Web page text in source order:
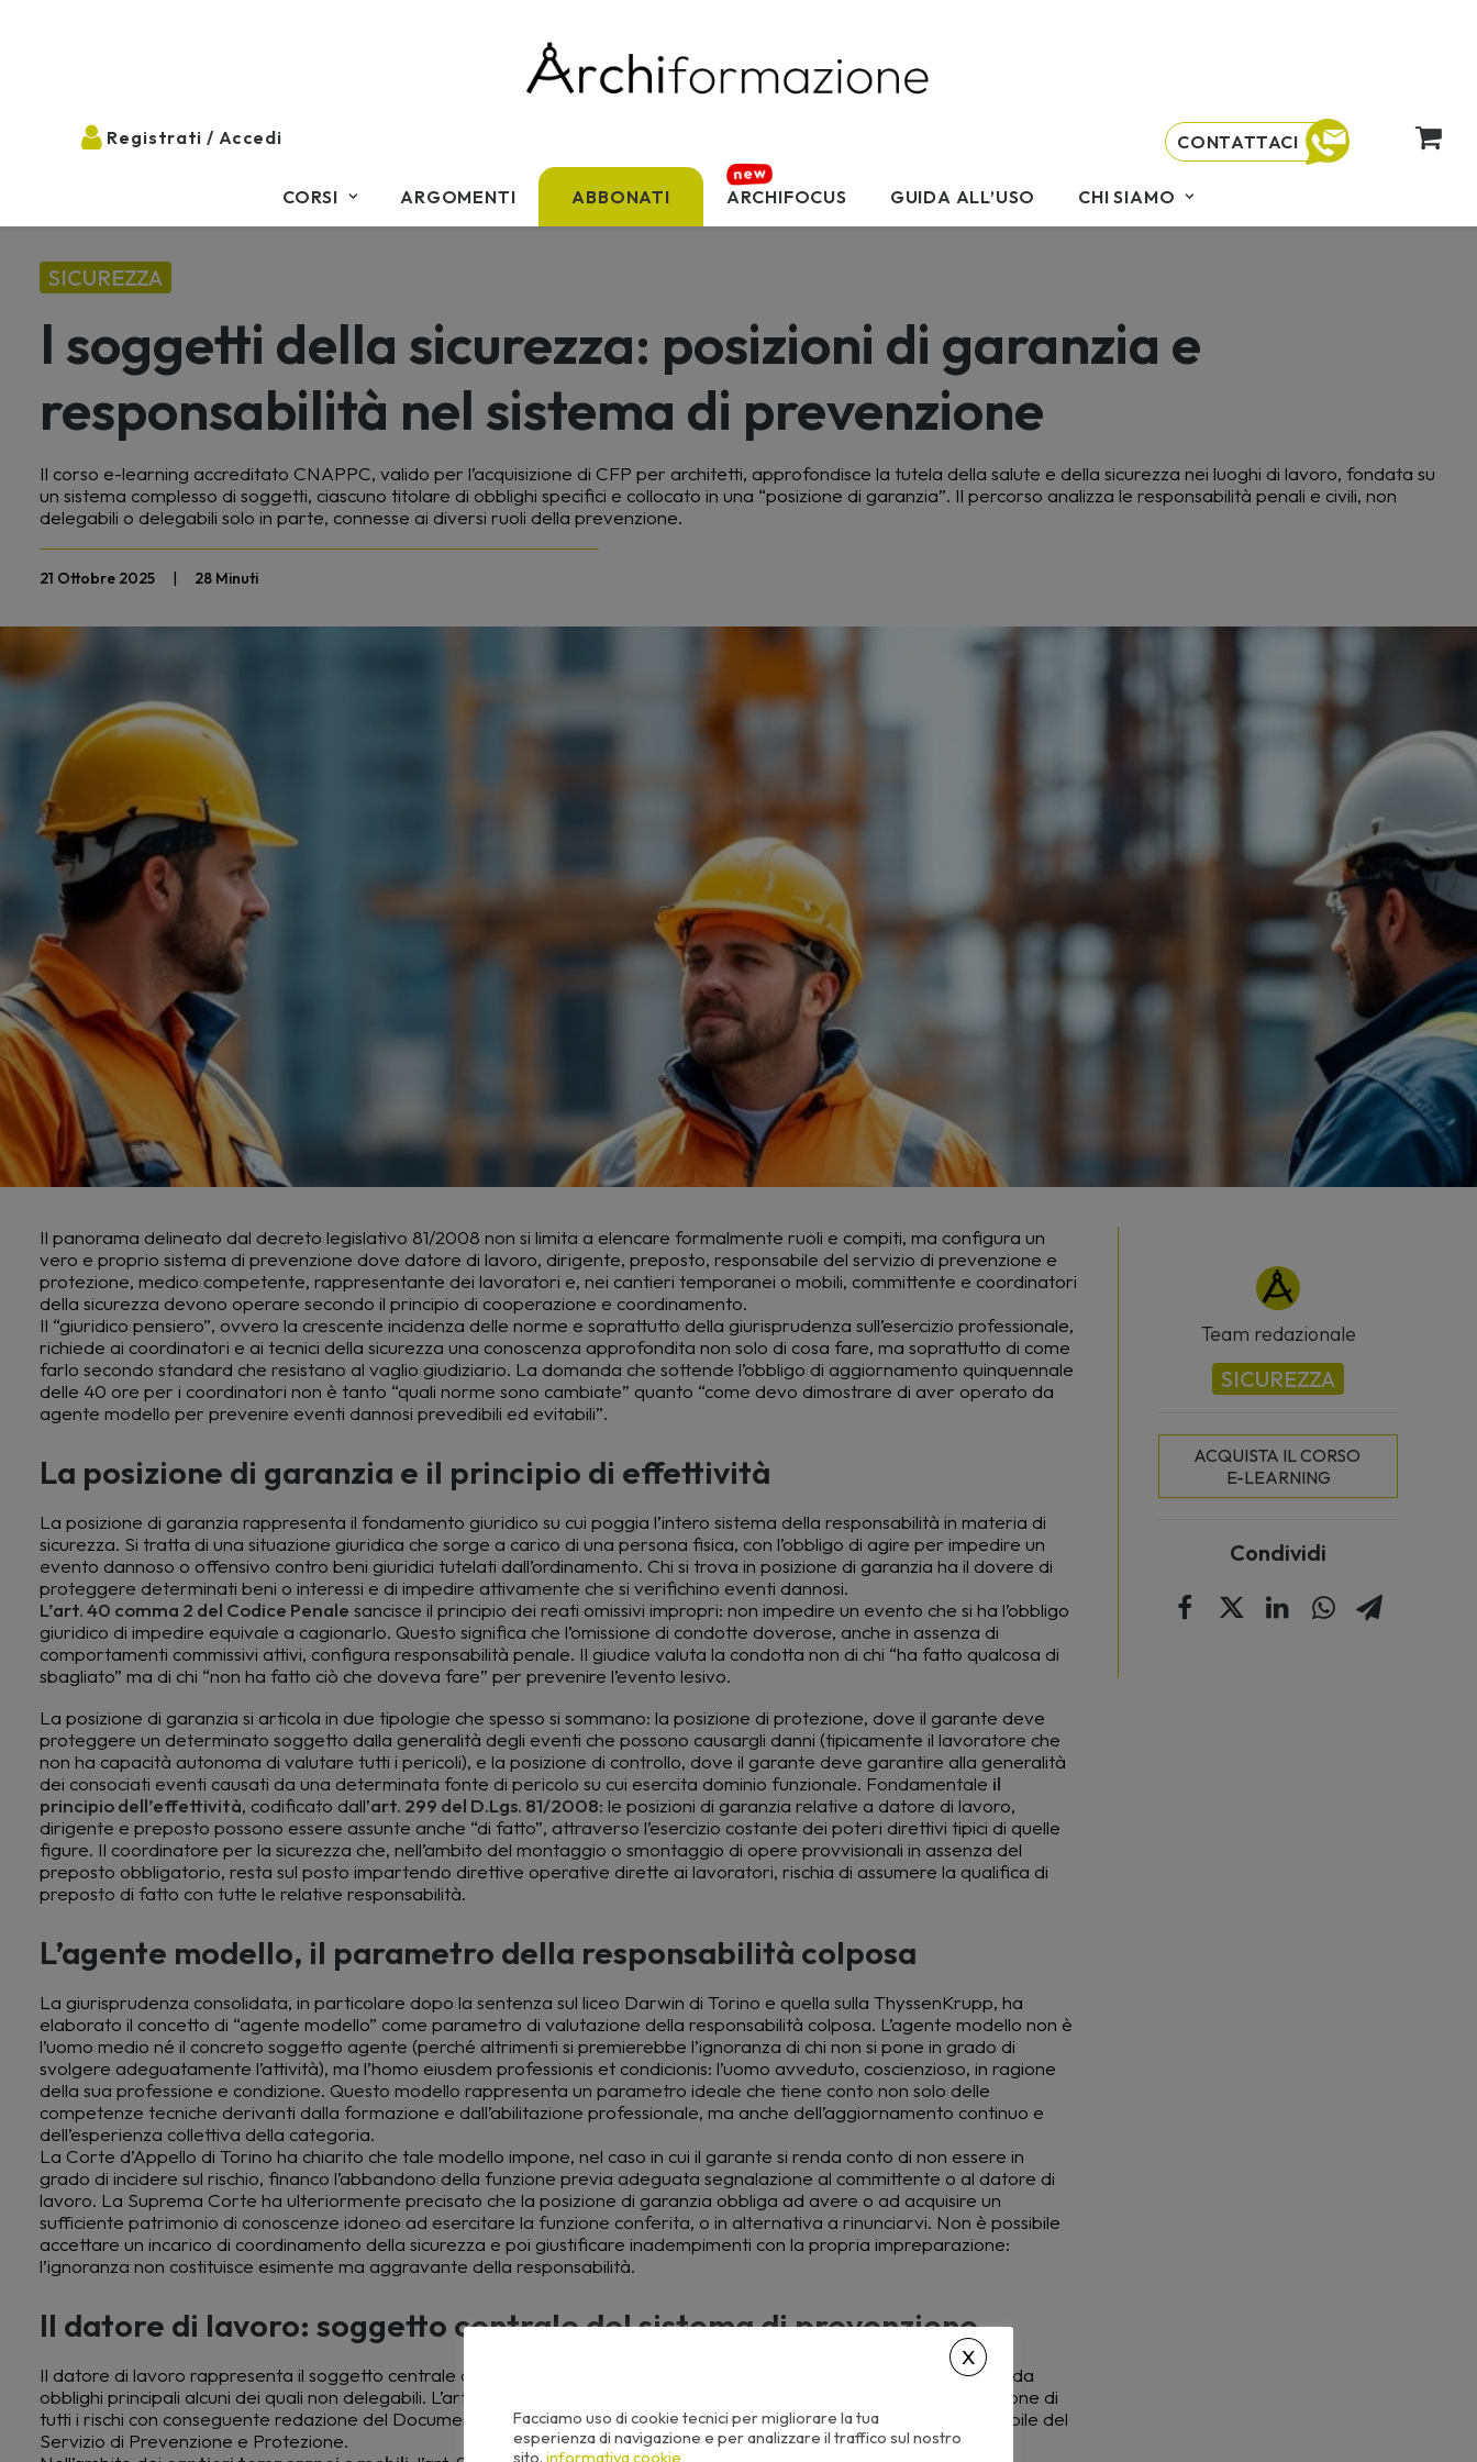
CORSI ARGOMENTI ABBONATI ARCHIFOCUS GUIDA ALL’USO CHI SIAMO
CONTATTACI
SICUREZZA
I soggetti della sicurezza: posizioni di garanzia e
responsabilità nel sistema di prevenzione
Il corso e-learning accreditato CNAPPC, valido per l’acquisizione di CFP per architetti, approfondisce la tutela della salute e della sicurezza nei luoghi di lavoro, fondata su
un sistema complesso di soggetti, ciascuno titolare di obblighi specifici e collocato in una “posizione di garanzia”. Il percorso analizza le responsabilità penali e civili, non
delegabili o delegabili solo in parte, connesse ai diversi ruoli della prevenzione.
21 Ottobre 2025 | 28 Minuti
Il panorama delineato dal decreto legislativo 81/2008 non si limita a elencare formalmente ruoli e compiti, ma configura un
vero e proprio sistema di prevenzione dove datore di lavoro, dirigente, preposto, responsabile del servizio di prevenzione e
protezione, medico competente, rappresentante dei lavoratori e, nei cantieri temporanei o mobili, committente e coordinatori
della sicurezza devono operare secondo il principio di cooperazione e coordinamento.
Il “giuridico pensiero”, ovvero la crescente incidenza delle norme e soprattutto della giurisprudenza sull’esercizio professionale,
richiede ai coordinatori e ai tecnici della sicurezza una conoscenza approfondita non solo di cosa fare, ma soprattutto di come
farlo secondo standard che resistano al vaglio giudiziario. La domanda che sottende l’obbligo di aggiornamento quinquennale
delle 40 ore per i coordinatori non è tanto “quali norme sono cambiate” quanto “come devo dimostrare di aver operato da
agente modello per prevenire eventi dannosi prevedibili ed evitabili”.
La posizione di garanzia e il principio di effettività
La posizione di garanzia rappresenta il fondamento giuridico su cui poggia l’intero sistema della responsabilità in materia di
sicurezza. Si tratta di una situazione giuridica che sorge a carico di una persona fisica, con l’obbligo di agire per impedire un
evento dannoso o offensivo contro beni giuridici tutelati dall’ordinamento. Chi si trova in posizione di garanzia ha il dovere di
proteggere determinati beni o interessi e di impedire attivamente che si verifichino eventi dannosi.
L’art. 40 comma 2 del Codice Penale sancisce il principio dei reati omissivi impropri: non impedire un evento che si ha l’obbligo
giuridico di impedire equivale a cagionarlo. Questo significa che l’omissione di condotte doverose, anche in assenza di
comportamenti commissivi attivi, configura responsabilità penale. Il giudice valuta la condotta non di chi “ha fatto qualcosa di
sbagliato” ma di chi “non ha fatto ciò che doveva fare” per prevenire l’evento lesivo.
La posizione di garanzia si articola in due tipologie che spesso si sommano: la posizione di protezione, dove il garante deve
proteggere un determinato soggetto dalla generalità degli eventi che possono causargli danni (tipicamente il lavoratore che
non ha capacità autonoma di valutare tutti i pericoli), e la posizione di controllo, dove il garante deve garantire alla generalità
dei consociati eventi causati da una determinata fonte di pericolo su cui esercita dominio funzionale. Fondamentale il
principio dell’effettività, codificato dall’art. 299 del D.Lgs. 81/2008: le posizioni di garanzia relative a datore di lavoro,
dirigente e preposto possono essere assunte anche “di fatto”, attraverso l’esercizio costante dei poteri direttivi tipici di quelle
figure. Il coordinatore per la sicurezza che, nell’ambito del montaggio o smontaggio di opere provvisionali in assenza del
preposto obbligatorio, resta sul posto impartendo direttive operative dirette ai lavoratori, rischia di assumere la qualifica di
preposto di fatto con tutte le relative responsabilità.
L’agente modello, il parametro della responsabilità colposa
La giurisprudenza consolidata, in particolare dopo la sentenza sul liceo Darwin di Torino e quella sulla ThyssenKrupp, ha
elaborato il concetto di “agente modello” come parametro di valutazione della responsabilità colposa. L’agente modello non è
l’uomo medio né il concreto soggetto agente (perché altrimenti si premierebbe l’ignoranza di chi non si pone in grado di
svolgere adeguatamente l’attività), ma l’homo eiusdem professionis et condicionis: l’uomo avveduto, coscienzioso, in ragione
della sua professione e condizione. Questo modello rappresenta un parametro ideale che tiene conto non solo delle
competenze tecniche derivanti dalla formazione e dall’abilitazione professionale, ma anche dell’aggiornamento continuo e
dell’esperienza collettiva della categoria.
La Corte d’Appello di Torino ha chiarito che tale modello impone, nel caso in cui il garante si renda conto di non essere in
grado di incidere sul rischio, financo l’abbandono della funzione previa adeguata segnalazione al committente o al datore di
lavoro. La Suprema Corte ha ulteriormente precisato che la posizione di garanzia obbliga ad avere o ad acquisire un
sufficiente patrimonio di conoscenze idoneo ad esercitare la funzione conferita, o in alternativa a rinunciarvi. Non è possibile
accettare un incarico di coordinamento della sicurezza e poi giustificare inadempimenti con la propria impreparazione:
l’ignoranza non costituisce esimente ma aggravante della responsabilità.
Il datore di lavoro: soggetto centrale del sistema di prevenzione
Il datore di lavoro rappresenta il soggetto centrale del sistema prevenzionistico delineato dal D.Lgs. 81/2008, gravato da
obblighi principali alcuni dei quali non delegabili. L’art. 17 individua due obblighi assolutamente non delegabili: la valutazione di
tutti i rischi con conseguente redazione del Documento di Valutazione dei Rischi (DVR), e la designazione del Responsabile del
Servizio di Prevenzione e Protezione.
Team redazionale
SICUREZZA
ACQUISTA IL CORSO
E-LEARNING
Condividi
Facciamo uso di cookie tecnici per migliorare la tua
esperienza di navigazione e per analizzare il traffico sul nostro
sito. informativa cookie